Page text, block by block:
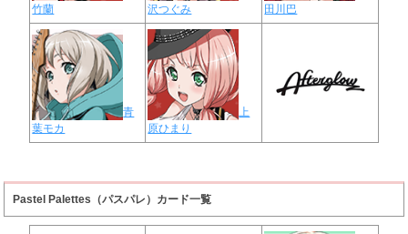
竹蘭
沢つぐみ
田川巴
青
葉モカ
上
原ひまり
Pastel Palettes（パスパレ）カード一覧